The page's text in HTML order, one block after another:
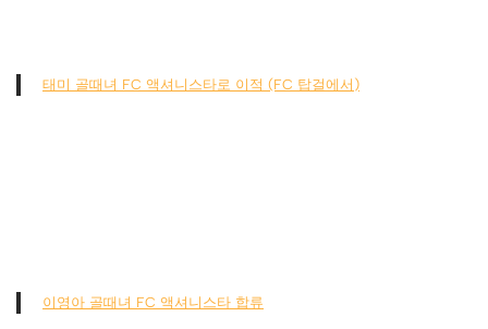
태미 골때녀 FC 액셔니스타로 이적 (FC 탑걸에서)
이영아 골때녀 FC 액셔니스타 합류